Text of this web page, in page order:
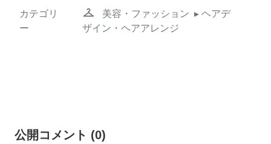
カテゴリ
ー
checkroom 美容・ファッション ▸ ヘアデ
ザイン・ヘアアレンジ
公開コメント (0)